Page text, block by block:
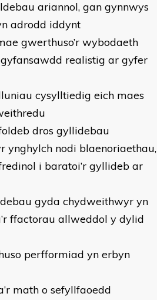
ariannol, gan gynnwys
adrodd iddynt
gwerthuso’r wybodaeth
realistig ar gyfer
cysylltiedig eich maes
dros gyllidebau
nodi blaenoriaethau,
i baratoi’r gyllideb ar
gyda chydweithwyr yn
ffactorau allweddol y dylid
perfformiad yn erbyn
math o sefyllfaoedd